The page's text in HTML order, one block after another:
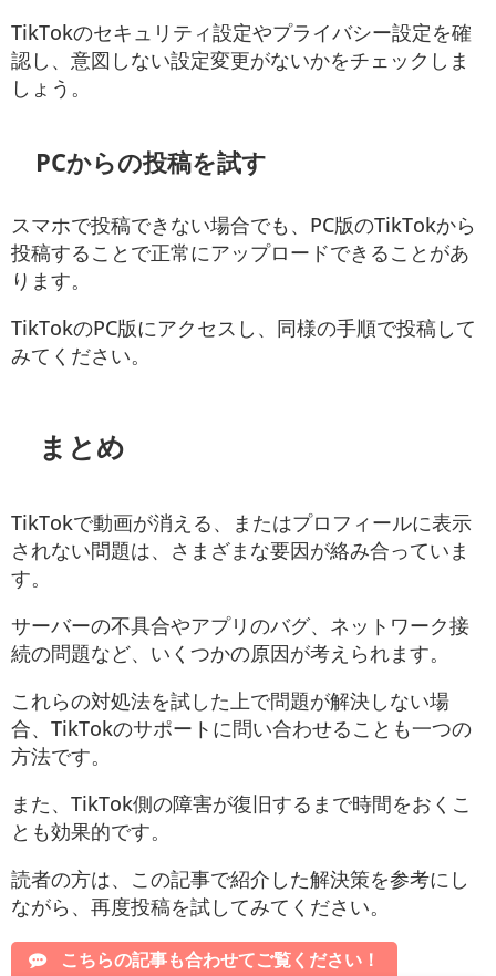
TikTokのセキュリティ設定やプライバシー設定を確
認し、意図しない設定変更がないかをチェックしま
しょう。
PCからの投稿を試す
スマホで投稿できない場合でも、PC版のTikTokから
投稿することで正常にアップロードできることがあ
ります。
TikTokのPC版にアクセスし、同様の手順で投稿して
みてください。
まとめ
TikTokで動画が消える、またはプロフィールに表示
されない問題は、さまざまな要因が絡み合っていま
す。
サーバーの不具合やアプリのバグ、ネットワーク接
続の問題など、いくつかの原因が考えられます。
これらの対処法を試した上で問題が解決しない場
合、TikTokのサポートに問い合わせることも一つの
方法です。
また、TikTok側の障害が復旧するまで時間をおくこ
とも効果的です。
読者の方は、この記事で紹介した解決策を参考にし
ながら、再度投稿を試してみてください。
こちらの記事も合わせてご覧ください！